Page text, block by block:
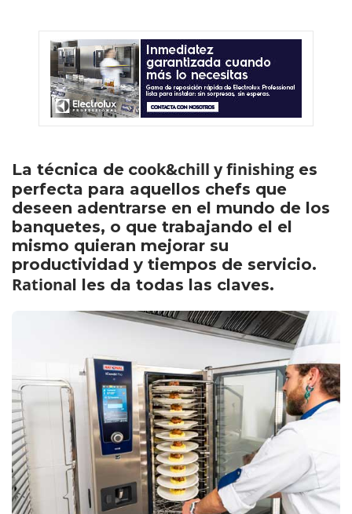
La técnica de cook&chill y finishing es
perfecta para aquellos chefs que
deseen adentrarse en el mundo de los
banquetes, o que trabajando el el
mismo quieran mejorar su
productividad y tiempos de servicio.
Rational les da todas las claves.